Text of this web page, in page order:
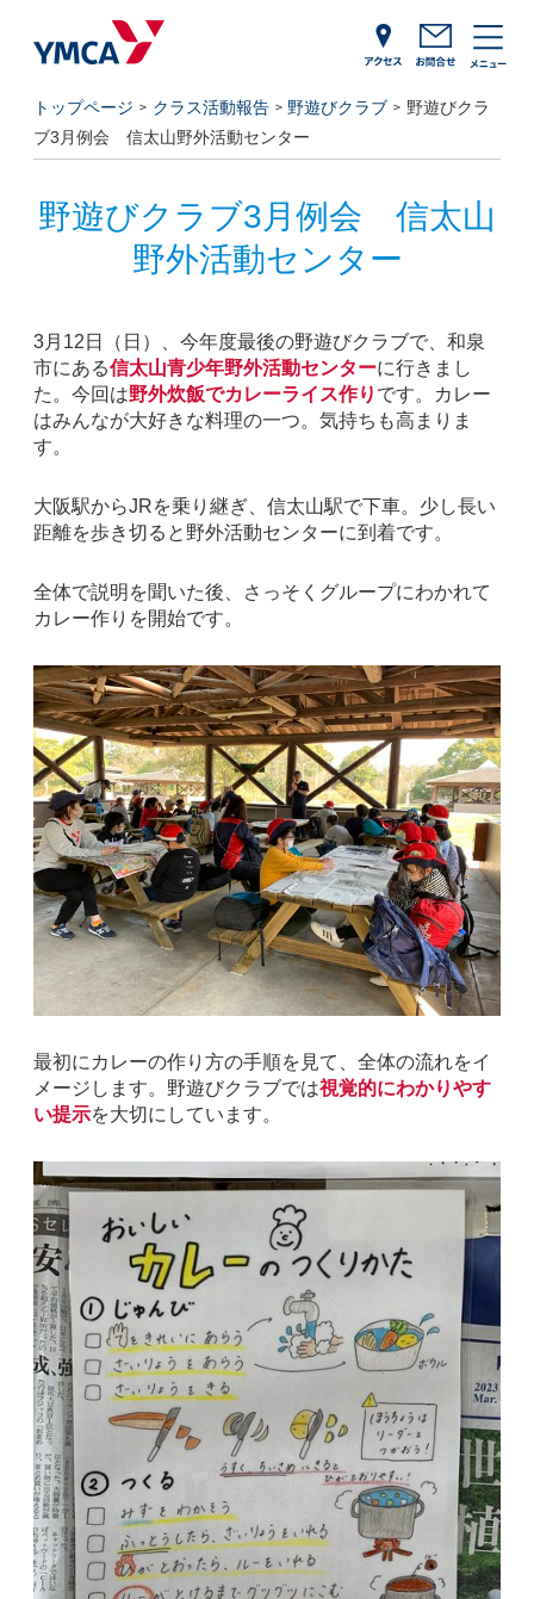
トップページ クラス活動報告 野遊びクラブ
野遊びクラ
ブ3月例会 信太山野外活動センター
野遊びクラブ3月例会 信太山
野外活動センター
3月12日（日）、今年度最後の野遊びクラブで、和泉
市にある信太山青少年野外活動センターに行きまし
た。今回は野外炊飯でカレーライス作り です。カレー
はみんなが大好きな料理の一つ。気持ちも高まりま
す。
大阪駅からJRを乗り継ぎ、信太山駅で下車。少し長い
距離を歩き切ると野外活動センターに到着です。
全体で説明を聞いた後、さっそくグループにわかれて
カレー作りを開始です。
最初にカレーの作り方の手順を見て、全体の流れをイ
メージします。野遊びクラブでは視覚的にわかりやす
い提示を大切にしています。